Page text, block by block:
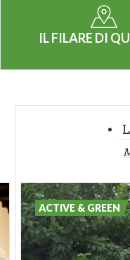
24 luglio 1406
Cavalcabò, signore
ritorno da Milano
autoproclamarsi
cremonese, ordinò
persone. Il
giorni nostri,
nelle notti d’estate,
della strage,
violentemente
Monumento verde
IL FILARE DI
ACTIVE & GREEN